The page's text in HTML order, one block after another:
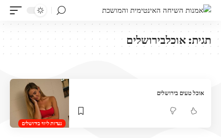
תגית:אוכלבירושלים
נערות ליווי בירושלים
אוכל טעים בירושלים